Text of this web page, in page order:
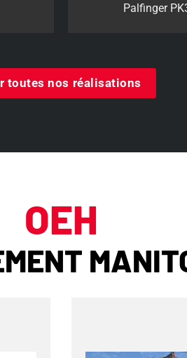
Palfinger
toutes nos réalisations
OEH